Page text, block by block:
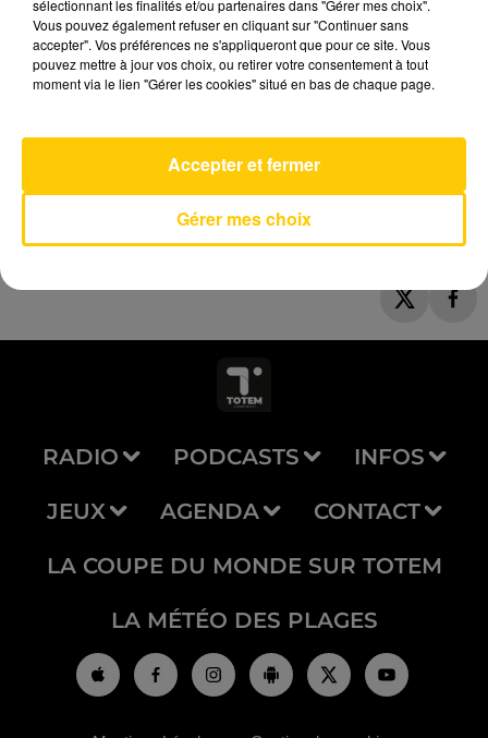
SHAKIRA & BURNA BOY
AVEYRON NORD
RADIO PODCASTS INFOS
JEUX AGENDA CONTACT
LA COUPE DU MONDE SUR TOTEM
LA MÉTÉO DES PLAGES
sélectionnant les finalités et/ou partenaires dans "Gérer mes choix".
Vous pouvez également refuser en cliquant sur "Continuer sans
accepter". Vos préférences ne s'appliqueront que pour ce site. Vous
pouvez mettre à jour vos choix, ou retirer votre consentement à tout
moment via le lien "Gérer les cookies" situé en bas de chaque page.
Gérer mes choix
Accepter et fermer